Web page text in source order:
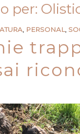
per:
, PERSONAL,